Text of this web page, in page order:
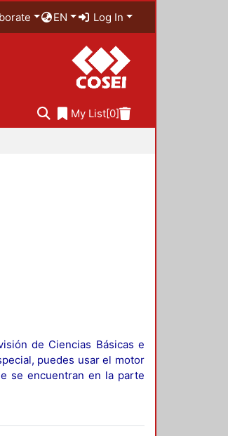
EN Log In
My List[0]
de Ciencias Básicas e
puedes usar el motor
se encuentran en la parte